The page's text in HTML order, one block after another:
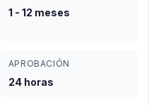
1 - 12 meses
APROBACIÓN
24 horas